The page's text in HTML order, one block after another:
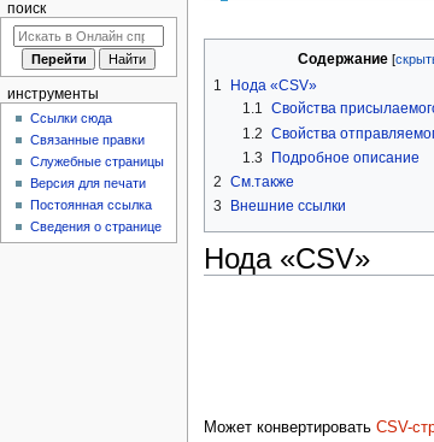
Содержание
1
Нода «CSV»
1.1 Свойства
1.2 Свойства
1.3
Подробное описание
2 См.также
3
Внешние ссылки
Нода «CSV»
Может конвертировать CSV-
поиск
инструменты
Ссылки сюда
Связанные правки
Служебные страницы
Версия для печати
Постоянная ссылка
Сведения о странице